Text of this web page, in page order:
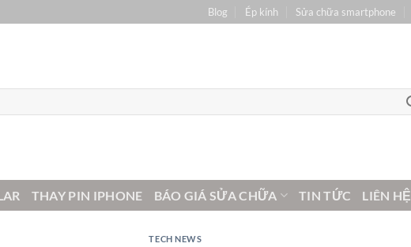
Blog Ép kính Sửa chữa smartphone
THAY PIN IPHONE BÁO GIÁ SỬA CHỮA TIN TỨC LIÊN HỆ
TECH NEWS